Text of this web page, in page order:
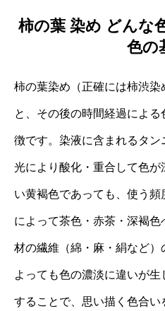
柿の葉 染め どんな
色の
柿の葉染め（正確には柿渋
と、その後の時間経過によ
徴です。染液に含まれるタ
光により酸化・重合して色
い黄褐色であっても、使う
によって茶色・赤茶・深褐
材の繊維（綿・麻・絹など
よっても色の濃淡に違いが
することで、思い描く色合